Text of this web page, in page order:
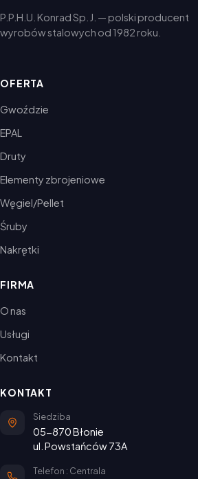
P.P.H.U. Konrad Sp. J. — polski producent
wyrobów stalowych od 1982 roku.
OFERTA
Gwoździe
EPAL
Druty
Elementy zbrojeniowe
Węgiel/Pellet
Śruby
Nakrętki
FIRMA
O nas
Usługi
Kontakt
KONTAKT
Siedziba
05-870 Błonie
ul. Powstańców 73A
Telefon : Centrala